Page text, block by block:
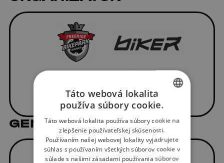
GENERÁLNY PARTNER
SLOVAK
ENGLISH
Táto webová lokalita
používa súbory cookie.
Táto webová lokalita používa súbory cookie na
zlepšenie používateľskej skúsenosti.
Používaním našej webovej lokality vyjadrujete
súhlas s používaním všetkých súborov cookie v
súlade s našimi zásadami používania súborov